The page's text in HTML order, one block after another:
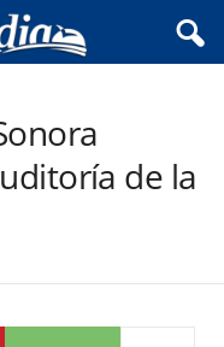
de la